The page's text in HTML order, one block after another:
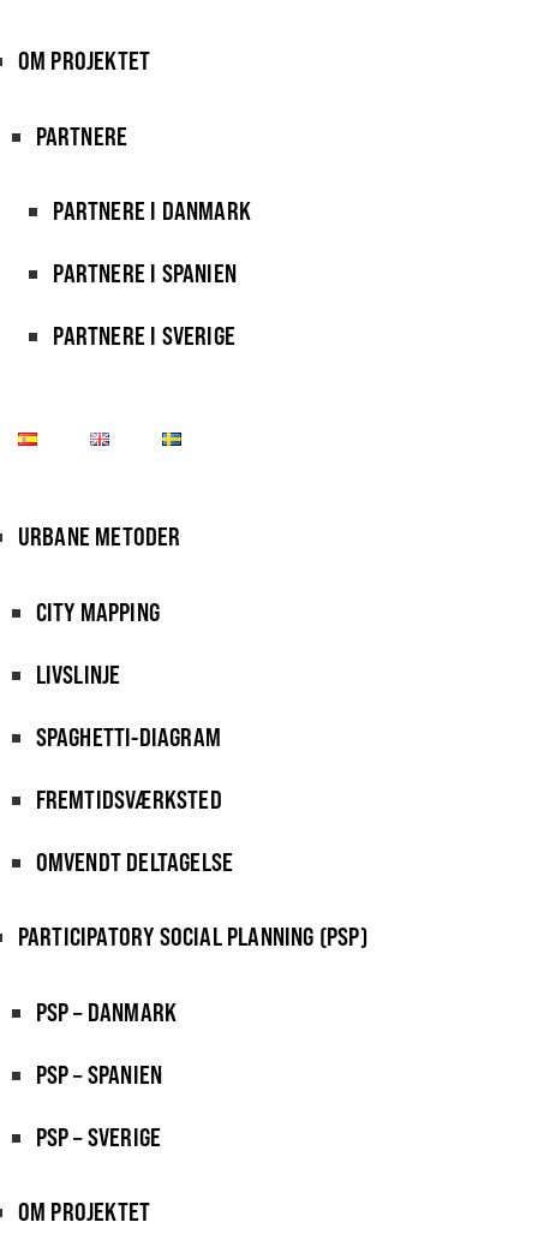
OM PROJEKTET
PARTNERE
PARTNERE I DANMARK
PARTNERE I SPANIEN
PARTNERE I SVERIGE
URBANE METODER
CITY MAPPING
LIVSLINJE
SPAGHETTI-DIAGRAM
FREMTIDSVÆRKSTED
OMVENDT DELTAGELSE
PARTICIPATORY SOCIAL PLANNING (PSP)
PSP – DANMARK
PSP – SPANIEN
PSP – SVERIGE
OM PROJEKTET